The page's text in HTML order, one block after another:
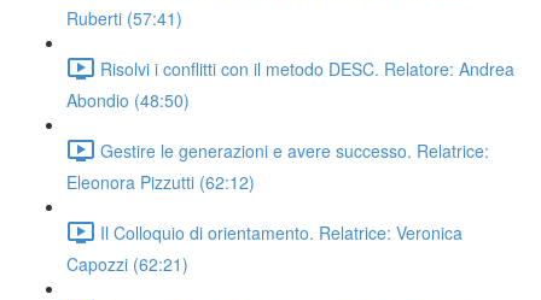
Ruberti (57:41)
Risolvi i conflitti con il metodo DESC. Relatore: Andrea
Abondio (48:50)
Gestire le generazioni e avere successo. Relatrice:
Eleonora Pizzutti (62:12)
Il Colloquio di orientamento. Relatrice: Veronica
Capozzi (62:21)